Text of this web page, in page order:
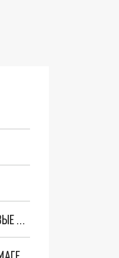
"ОЧЕНЬ ПЛОХИЕ НОВОСТИ": БОЛЬШАЯ ОШИБКА PALANTIR В РОССИИ. СТРАНЫ НАТО ВПЕРВЫЕ ЗА СВО ОСТАНОВИЛИ ПОСТАВКИ ОРУЖИЯ. ВСУ ТЕРЯЮТ ПРИГРАНИЧЬЕ?